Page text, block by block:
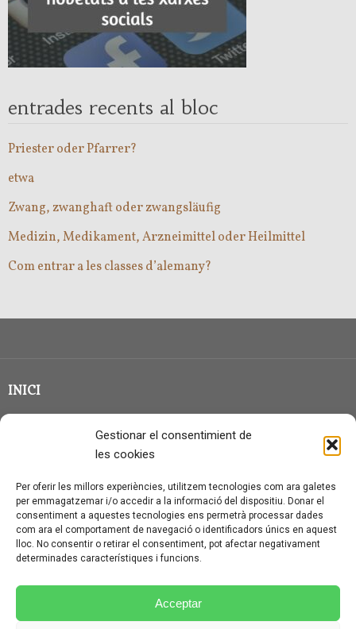
Gestionar el consentimient de
les cookies
Per oferir les millors experiències, utilitzem tecnologies com ara galetes
per emmagatzemar i/o accedir a la informació del dispositiu. Donar el
consentiment a aquestes tecnologies ens permetrà processar dades
com ara el comportament de navegació o identificadors únics en aquest
lloc. No consentir o retirar el consentiment, pot afectar negativament
determinades característiques i funcions.
Acceptar
entrades recents al bloc
Priester oder Pfarrer?
etwa
Zwang, zwanghaft oder zwangsläufig
Medizin, Medikament, Arzneimittel oder Heilmittel
Com entrar a les classes d’alemany?
INICI
CLASSE EN GRUP
QUI SOC?
CONTACTE
AVÍS LEGAL I PROTECCIÓ DE DADES
POLÍTICA DE COOKIES (UE)
CONDICIONS PARTICULARS D’ÚS I CONTRACTACIÓ